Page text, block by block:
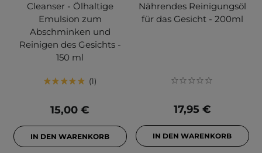
Cleanser - Ölhaltige
Emulsion zum
Abschminken und
Reinigen des Gesichts -
150 ml
1
15,00 €
IN DEN WARENKORB
Nährendes Reinigungsöl
für das Gesicht - 200ml
17,95 €
IN DEN WARENKORB